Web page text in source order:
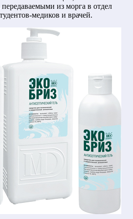
из морга в отдел
медиков и врачей.